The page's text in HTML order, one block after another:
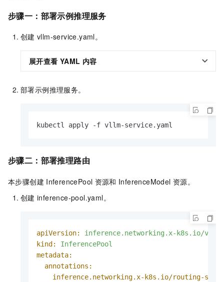
步骤一：部署示例推理服务
创建 vllm-service.yaml。
展开查看 YAML 内容
部署示例推理服务。
kubectl apply -f vllm-service.yaml
步骤二：部署推理路由
本步骤创建 InferencePool 资源和 InferenceModel 资源。
创建 inference-pool.yaml。
apiVersion:
inference.networking.x-k8s.io/
kind:
InferencePool
metadata:
annotations:
inference.networking.x-k8s.io/routing-